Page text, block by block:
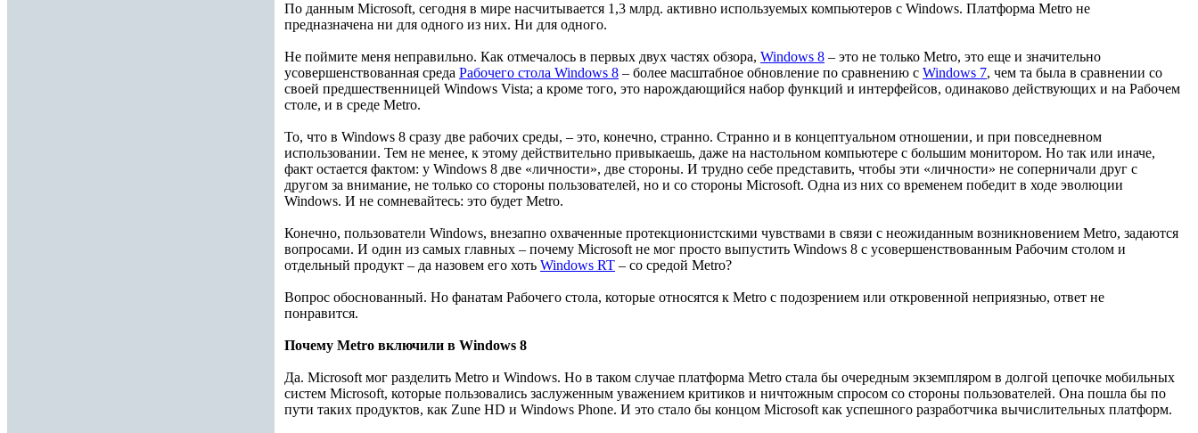
По данным Microsoft, сегодня в мире насчитывается 1,3 млрд. активно используемых компьютеров с Windows. Платформа Metro не
предназначена ни для одного из них. Ни для одного.
Не поймите меня неправильно. Как отмечалось в первых двух частях обзора, Windows 8 – это не только Metro, это еще и значительно
усовершенствованная среда Рабочего стола Windows 8 – более масштабное обновление по сравнению с Windows 7, чем та была в сравнении со
своей предшественницей Windows Vista; а кроме того, это нарождающийся набор функций и интерфейсов, одинаково действующих и на Рабочем
столе, и в среде Metro.
То, что в Windows 8 сразу две рабочих среды, – это, конечно, странно. Странно и в концептуальном отношении, и при повседневном
использовании. Тем не менее, к этому действительно привыкаешь, даже на настольном компьютере с большим монитором. Но так или иначе,
факт остается фактом: у Windows 8 две «личности», две стороны. И трудно себе представить, чтобы эти «личности» не соперничали друг с
другом за внимание, не только со стороны пользователей, но и со стороны Microsoft. Одна из них со временем победит в ходе эволюции
Windows. И не сомневайтесь: это будет Metro.
Конечно, пользователи Windows, внезапно охваченные протекционистскими чувствами в связи с неожиданным возникновением Metro, задаются
вопросами. И один из самых главных – почему Microsoft не мог просто выпустить Windows 8 с усовершенствованным Рабочим столом и
отдельный продукт – да назовем его хоть Windows RT – со средой Metro?
Вопрос обоснованный. Но фанатам Рабочего стола, которые относятся к Metro с подозрением или откровенной неприязнью, ответ не
понравится.
Почему Metro включили в Windows 8
Да. Microsoft мог разделить Metro и Windows. Но в таком случае платформа Metro стала бы очередным экземпляром в долгой цепочке мобильных
систем Microsoft, которые пользовались заслуженным уважением критиков и ничтожным спросом со стороны пользователей. Она пошла бы по
пути таких продуктов, как Zune HD и Windows Phone. И это стало бы концом Microsoft как успешного разработчика вычислительных платформ.